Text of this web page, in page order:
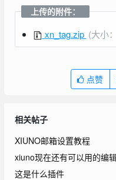
上传的附件：
xn_tag.zip (大小
点赞
相关帖子
XIUNO邮箱设置教程
xiuno现在还有可以用的编
这是什么插件